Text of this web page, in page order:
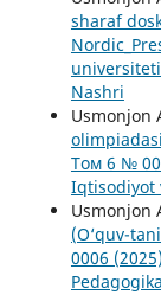
sharaf
Nashri
Usmonjon
Том 6 №
Iqtisodiyot
Usmonjon
(O‘quv-
0006